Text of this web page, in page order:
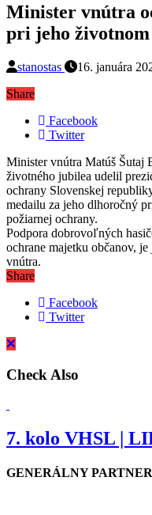
Minister vnútra
pri jeho
stanostas 16. januára
Share
Facebook
Twitter
Minister vnútra Matúš Šutaj
životného jubilea udelil
ochrany Slovenskej
medailu za jeho dlhoročný
požiarnej ochrany.
Podpora dobrovoľných
ochrane majetku občanov,
vnútra.
Share
Facebook
Twitter
Check Also
7. kolo VHSL |
GENERÁLNY PARTNER